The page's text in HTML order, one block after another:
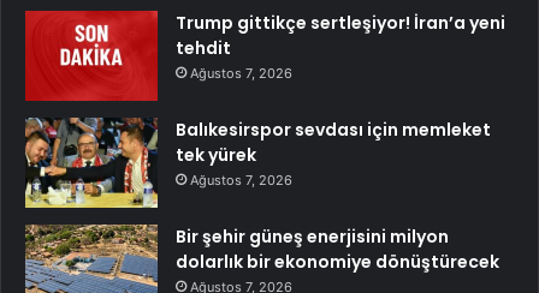
Trump gittikçe sertleşiyor! İran’a yeni
tehdit
Ağustos 7, 2026
Balıkesirspor sevdası için memleket
tek yürek
Ağustos 7, 2026
Bir şehir güneş enerjisini milyon
dolarlık bir ekonomiye dönüştürecek
Ağustos 7, 2026